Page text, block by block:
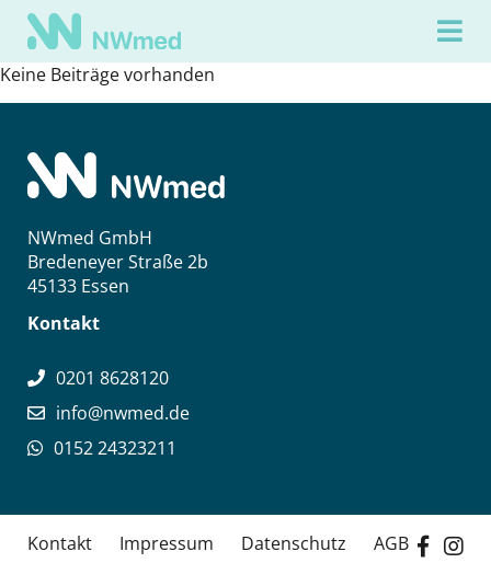
Keine Beiträge vorhanden
NWmed GmbH
Bredeneyer Straße 2b
45133 Essen
Kontakt
0201 8628120
info@nwmed.de
0152 24323211
Kontakt Impressum Datenschutz AGB